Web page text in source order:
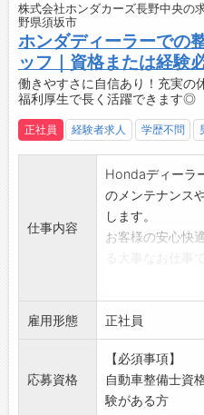
株式会社ホンダカーズ長野中央の
野県須坂市
ホンダディーラーでの
ッフ｜資格または経験
働きやすさに自信あり！充実の
福利厚生で長く活躍できます◎
正社員 経験者求人 学歴不問
仕事内容
Hondaディーラ
のメンテナンス
します。
お客様の安心快
【主な仕事内容
・一般整備（オ
・12カ月点検・車
・各種点検（初
・部用品取付
・洗車・室内清
※経験やスキルに
雇用形態 正社員
応募資格
【必須事項】
自動車整備士資
験がある方